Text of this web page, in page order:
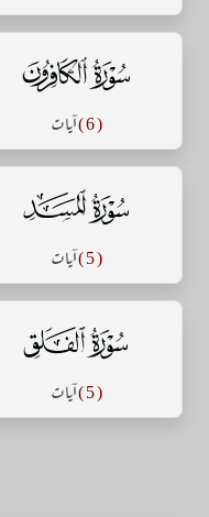
سورة الكافرون
( 6 ) آيات
سورة المسد
( 5 ) آيات
سورة الفلق
( 5 ) آيات